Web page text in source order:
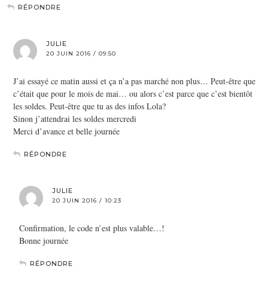
RÉPONDRE
JULIE
20 JUIN 2016 / 09:50
J’ai essayé ce matin aussi et ça n’a pas marché non plus… Peut-être que
c’était que pour le mois de mai… ou alors c’est parce que c’est bientôt
les soldes. Peut-être que tu as des infos Lola?
Sinon j’attendrai les soldes mercredi
Merci d’avance et belle journée
RÉPONDRE
JULIE
20 JUIN 2016 / 10:23
Confirmation, le code n’est plus valable…!
Bonne journée
RÉPONDRE